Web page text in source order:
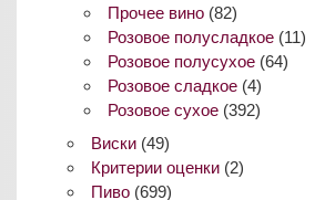
Прочее вино (82)
Розовое полусладкое (11)
Розовое полусухое (64)
Розовое сладкое (4)
Розовое сухое (392)
Виски(49)
Критерии оценки(2)
Пиво(699)